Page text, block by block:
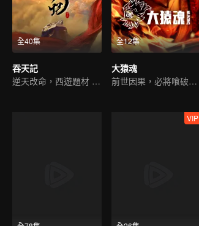
全40集
吞天記
逆天改命，西遊題材 ，古典仙俠
全12集
大猿魂
前世因果，必將喰破蒼穹
VIP